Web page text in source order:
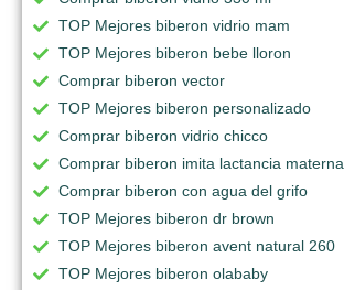
TOP Mejores biberon vidrio mam
TOP Mejores biberon bebe lloron
Comprar biberon vector
TOP Mejores biberon personalizado
Comprar biberon vidrio chicco
Comprar biberon imita lactancia materna
Comprar biberon con agua del grifo
TOP Mejores biberon dr brown
TOP Mejores biberon avent natural 260
TOP Mejores biberon olababy